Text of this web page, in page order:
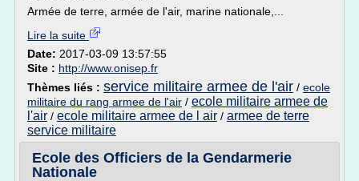
Armée de terre, armée de l'air, marine nationale,...
Lire la suite
Date: 2017-03-09 13:57:55
Site : http://www.onisep.fr
Thèmes liés : service militaire armee de l'air / ecole
militaire du rang armee de l'air / ecole militaire armee de
l'air / ecole militaire armee de l air / armee de terre
service militaire
Ecole des Officiers de la Gendarmerie
Nationale